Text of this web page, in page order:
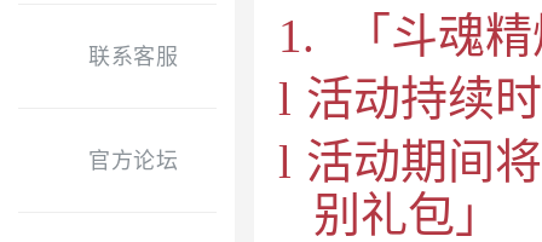
联系客服
官方论坛
1.
「斗魂
l 活动持续
l 活动期间
别礼包」